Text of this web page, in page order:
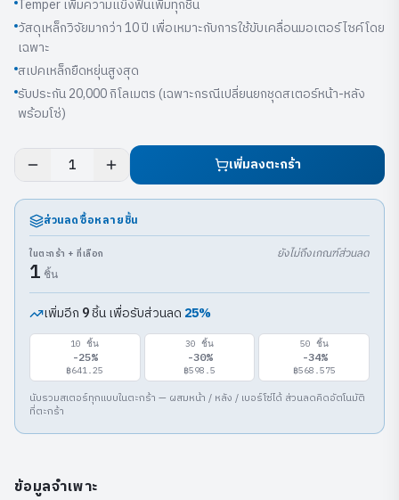
Temper เพิ่มความแข็งฟันเพิ่มทุกชิ้น
วัสดุเหล็กวิจัยมากว่า 10 ปี เพื่อเหมาะกับการใช้ขับเคลื่อนมอเตอร์ไซค์โดย
เฉพาะ
สเปคเหล็กยืดหยุ่นสูงสุด
รับประกัน 20,000 กิโลเมตร (เฉพาะกรณีเปลี่ยนยกชุดสเตอร์หน้า-หลัง
พร้อมโซ่)
1 เพิ่มลงตะกร้า
ส่วนลดซื้อหลายชิ้น
ในตะกร้า + ที่เลือก
1 ชิ้น
ยังไม่ถึงเกณฑ์ส่วนลด
เพิ่มอีก 9ชิ้น เพื่อรับส่วนลด 25%
10 ชิ้น
-25%
฿641.25
30 ชิ้น
-30%
฿598.5
50 ชิ้น
-34%
฿568.575
นับรวมสเตอร์ทุกแบบในตะกร้า — ผสมหน้า / หลัง / เบอร์โซ่ได้ ส่วนลดคิดอัตโนมัติ
ที่ตะกร้า
ข้อมูลจำเพาะ